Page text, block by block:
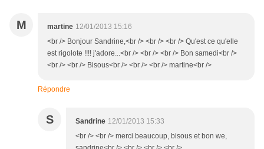
M martine 12/01/2013 15:16
<br /> Bonjour Sandrine,<br /> <br /> <br /> Qu'est ce qu'elle
est rigolote !!!! j'adore...<br /> <br /> <br /> Bon samedi<br />
<br /> <br /> Bisous<br /> <br /> <br /> martine<br />
Répondre
S Sandrine 12/01/2013 15:33
<br /> <br /> merci beaucoup, bisous et bon we,